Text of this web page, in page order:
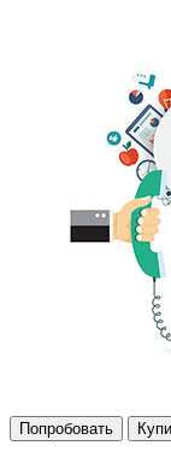
Попробовать